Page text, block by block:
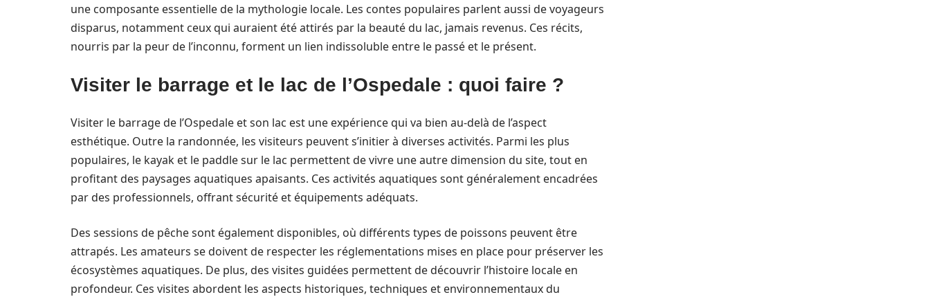
une composante essentielle de la mythologie locale. Les contes populaires parlent aussi de voyageurs
disparus, notamment ceux qui auraient été attirés par la beauté du lac, jamais revenus. Ces récits,
nourris par la peur de l’inconnu, forment un lien indissoluble entre le passé et le présent.
Visiter le barrage et le lac de l’Ospedale : quoi faire ?
Visiter le barrage de l’Ospedale et son lac est une expérience qui va bien au-delà de l’aspect
esthétique. Outre la randonnée, les visiteurs peuvent s’initier à diverses activités. Parmi les plus
populaires, le kayak et le paddle sur le lac permettent de vivre une autre dimension du site, tout en
profitant des paysages aquatiques apaisants. Ces activités aquatiques sont généralement encadrées
par des professionnels, offrant sécurité et équipements adéquats.
Des sessions de pêche sont également disponibles, où différents types de poissons peuvent être
attrapés. Les amateurs se doivent de respecter les réglementations mises en place pour préserver les
écosystèmes aquatiques. De plus, des visites guidées permettent de découvrir l’histoire locale en
profondeur. Ces visites abordent les aspects historiques, techniques et environnementaux du